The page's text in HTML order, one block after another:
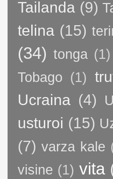
Tailanda (9)
telina (15)
(34) tonga (1)
Tobago (1)
Ucraina (4)
usturoi (15)
(7) varza kale
visine (1) vita